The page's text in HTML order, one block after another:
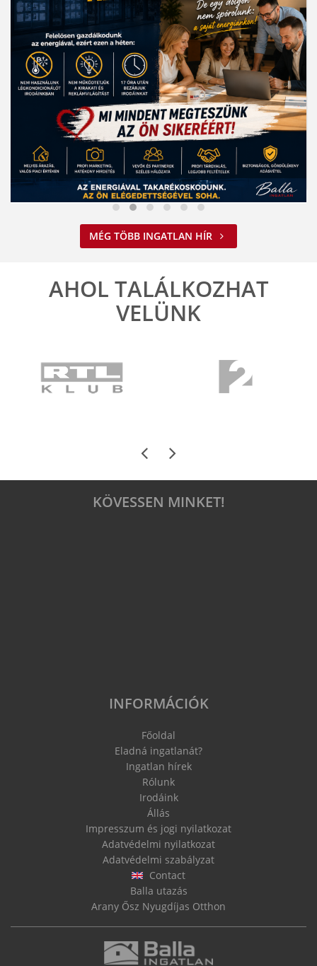
Nem spórolunk az energiával
ELOLVASOM
MÉG TÖBB INGATLAN HÍR
AHOL TALÁLKOZHAT
VELÜNK
KÖVESSEN MINKET!
INFORMÁCIÓK
Főoldal
Eladná ingatlanát?
Ingatlan hírek
Rólunk
Irodáink
Állás
Impresszum és jogi nyilatkozat
Adatvédelmi nyilatkozat
Adatvédelmi szabályzat
Contact
Balla utazás
Arany Ősz Nyugdíjas Otthon